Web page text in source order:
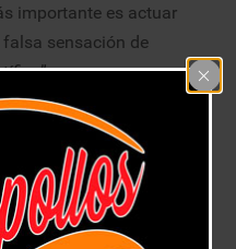
importante es actuar
sensación de
emplaza a la
ser cauta en el
de la
“Lo más